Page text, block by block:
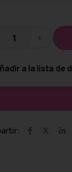
+
a la lista de